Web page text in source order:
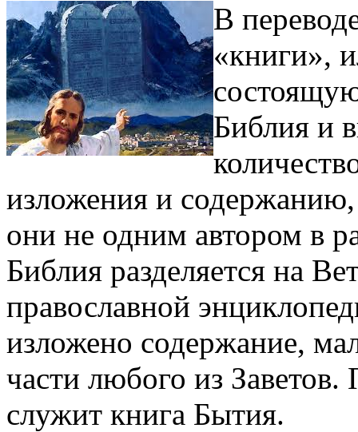
В
«книги»,
Библия и
изложения и
они не одним автором в
Библия разделяется на
православной
изложено содержание,
части любого из Заветов.
служит книга Бытия.